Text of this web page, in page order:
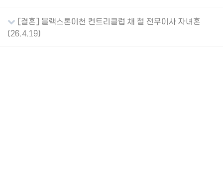
[결혼] 블랙스톤이천 컨트리클럽 채 철 전무이사 자녀혼
(26.4.19)